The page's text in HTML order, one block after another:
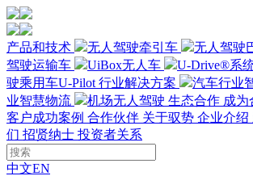
产品和技术 无人驾驶牵引车 无人驾驶
驾驶运输车
UiBox无人车 U-Drive®系
驶乘用车U-Pilot 行业解决方案 汽车行业
业智慧物流
机场无人驾驶 生态合作 成为
客户成功案例 合作伙伴 关于驭势 企业介绍
们 招贤纳士 投资者关系
中文EN